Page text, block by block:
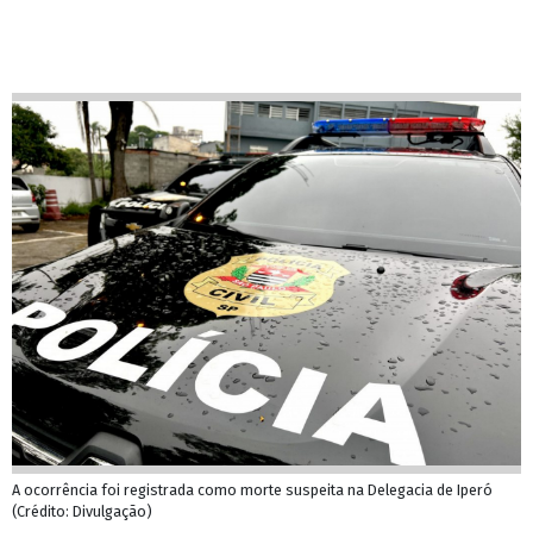
A ocorrência foi registrada como morte suspeita na Delegacia de Iperó
(Crédito: Divulgação)